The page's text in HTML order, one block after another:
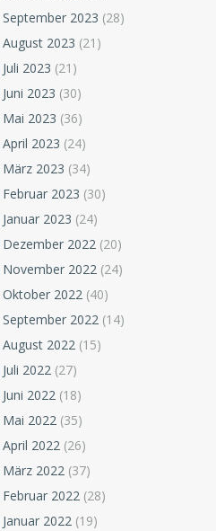
September 2023 (28)
August 2023 (21)
Juli 2023 (21)
Juni 2023 (30)
Mai 2023 (36)
April 2023 (24)
März 2023 (34)
Februar 2023 (30)
Januar 2023 (24)
Dezember 2022 (20)
November 2022 (24)
Oktober 2022 (40)
September 2022 (14)
August 2022 (15)
Juli 2022 (27)
Juni 2022 (18)
Mai 2022 (35)
April 2022 (26)
März 2022 (37)
Februar 2022 (28)
Januar 2022 (19)